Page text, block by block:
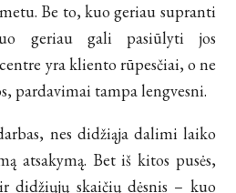
Be to, kuo geriau supranti
geriau gali pasiūlyti jos
yra kliento rūpesčiai, o ne
pardavimai tampa lengvesni.
nes didžiąja dalimi laiko
atsakymą. Bet iš kitos pusės,
didžiųjų skaičių dėsnis – kuo